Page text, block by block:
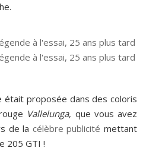
était proposée dans des coloris
Vallelunga, que vous avez
de la célèbre publicité mettant
205 GTI !